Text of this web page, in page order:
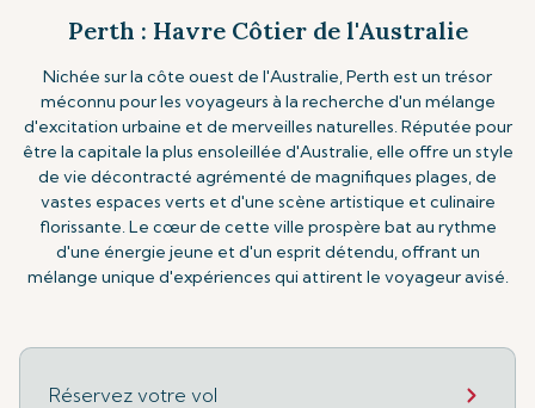
Perth : Havre Côtier de l'Australie
Nichée sur la côte ouest de l'Australie, Perth est un trésor
méconnu pour les voyageurs à la recherche d'un mélange
d'excitation urbaine et de merveilles naturelles. Réputée pour
être la capitale la plus ensoleillée d'Australie, elle offre un style
de vie décontracté agrémenté de magnifiques plages, de
vastes espaces verts et d'une scène artistique et culinaire
florissante. Le cœur de cette ville prospère bat au rythme
d'une énergie jeune et d'un esprit détendu, offrant un
mélange unique d'expériences qui attirent le voyageur avisé.
Réservez votre vol